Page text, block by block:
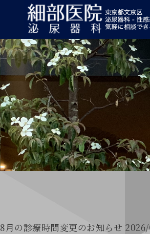
8月の診療時間変更のお知らせ